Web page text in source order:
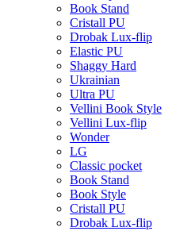
Book Stand
Cristall PU
Drobak Lux-flip
Elastic PU
Shaggy Hard
Ukrainian
Ultra PU
Vellini Book Style
Vellini Lux-flip
Wonder
LG
Classic pocket
Book Stand
Book Style
Cristall PU
Drobak Lux-flip